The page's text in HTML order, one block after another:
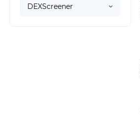
DEXScreener